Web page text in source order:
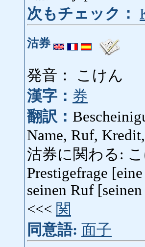
次もチェック：
沽券
発音： こけん
漢字： 券
翻訳：
Name, Ruf,
沽券に関わる:
Prestigefrage
seinen Ruf
<<< 関
同意語: 面子